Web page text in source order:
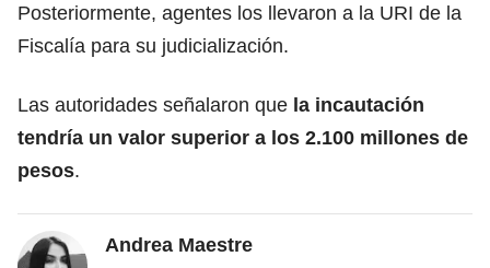
Posteriormente, agentes los llevaron a la URI de la
Fiscalía para su judicialización.
Las autoridades señalaron que la incautación
tendría un valor superior a los 2.100 millones de
pesos.
Andrea Maestre